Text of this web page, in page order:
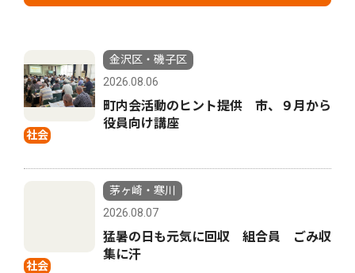
社会
金沢区・磯子区
2026.08.06
町内会活動のヒント提供 市、９月から
役員向け講座
社会
茅ヶ崎・寒川
2026.08.07
猛暑の日も元気に回収 組合員 ごみ収
集に汗